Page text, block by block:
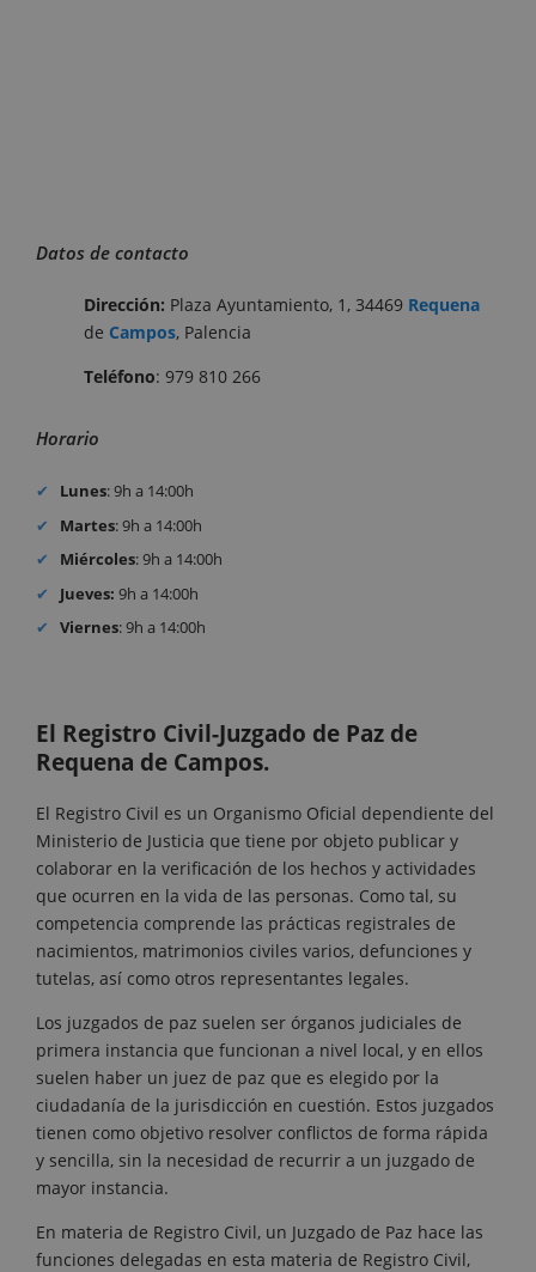
Datos de contacto
Dirección: Plaza Ayuntamiento, 1, 34469 Requena
de Campos, Palencia
Teléfono: 979 810 266
Horario
Lunes: 9h a 14:00h
Martes: 9h a 14:00h
Miércoles: 9h a 14:00h
Jueves: 9h a 14:00h
Viernes: 9h a 14:00h
El Registro Civil-Juzgado de Paz de
Requena de Campos.
El Registro Civil es un Organismo Oficial dependiente del
Ministerio de Justicia que tiene por objeto publicar y
colaborar en la verificación de los hechos y actividades
que ocurren en la vida de las personas. Como tal, su
competencia comprende las prácticas registrales de
nacimientos, matrimonios civiles varios, defunciones y
tutelas, así como otros representantes legales.
Los juzgados de paz suelen ser órganos judiciales de
primera instancia que funcionan a nivel local, y en ellos
suelen haber un juez de paz que es elegido por la
ciudadanía de la jurisdicción en cuestión. Estos juzgados
tienen como objetivo resolver conflictos de forma rápida
y sencilla, sin la necesidad de recurrir a un juzgado de
mayor instancia.
En materia de Registro Civil, un Juzgado de Paz hace las
funciones delegadas en esta materia de Registro Civil,